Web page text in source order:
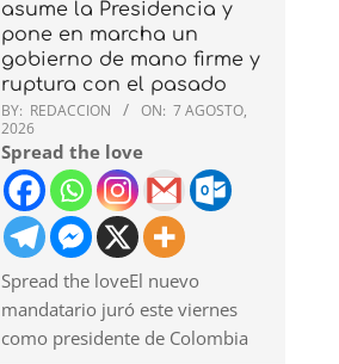
asume la Presidencia y
pone en marcha un
gobierno de mano firme y
ruptura con el pasado
BY: REDACCION ON: 7 AGOSTO,
2026
Spread the love
Spread the loveEl nuevo
mandatario juró este viernes
como presidente de Colombia